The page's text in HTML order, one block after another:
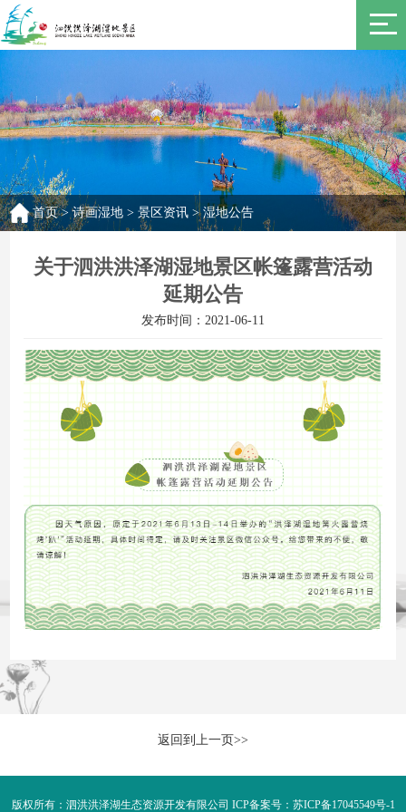
首页>诗画湿地 >景区资讯 >湿地公告
关于泗洪洪泽湖湿地景区帐篷露营活动
延期公告
发布时间：2021-06-11
返回到上一页>>
版权所有：泗洪洪泽湖生态资源开发有限公司 ICP备案号： 苏ICP备17045549号-1